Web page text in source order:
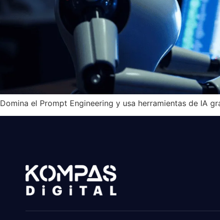
Domina el Prompt Engineering y usa herramientas de IA